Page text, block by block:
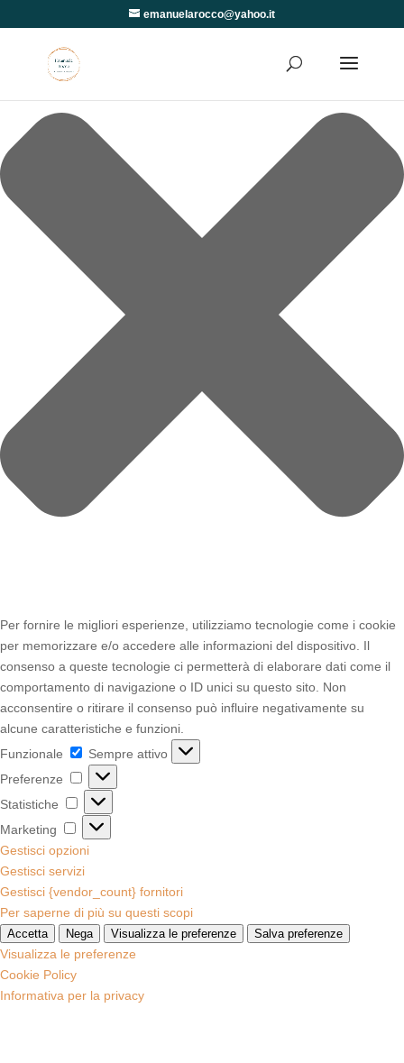
Per fornire le migliori esperienze, utilizziamo tecnologie come i cookie
per memorizzare e/o accedere alle informazioni del dispositivo. Il
consenso a queste tecnologie ci permetterà di elaborare dati come il
comportamento di navigazione o ID unici su questo sito. Non
acconsentire o ritirare il consenso può influire negativamente su
alcune caratteristiche e funzioni.
Funzionale
Funzionale
Sempre attivo
Preferenze
Preferenze
Statistiche Statistiche
Marketing
Marketing
Gestisci opzioni
Gestisci servizi
Gestisci {vendor_count} fornitori
Per saperne di più su questi scopi
Accetta Nega Visualizza le preferenze Salva preferenze
Visualizza le preferenze
Cookie Policy
Informativa per la privacy
emanuelarocco@yahoo.it